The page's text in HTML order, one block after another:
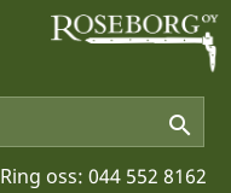

Ring oss: 044 552 8162